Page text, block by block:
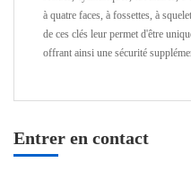
à quatre faces, à fossettes, à
de ces clés leur permet d'être
offrant ainsi une sécurité
Entrer en contact